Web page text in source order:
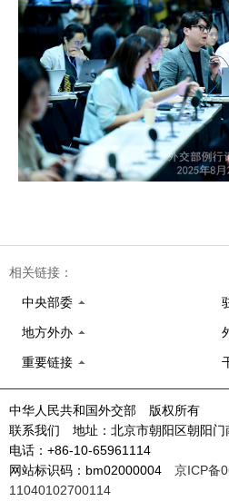
相关链接：
中央部委
地方外办
重要链接
中华人民共和国外交部 版权所有
联系我们 地址：北京市朝阳区朝阳
电话：+86-10-65961114
网站标识码：bm02000004 京ICP备
11040102700114